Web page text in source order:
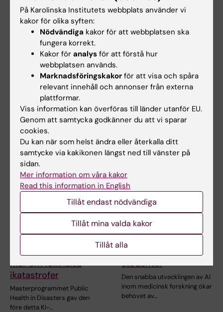
Uppdaterad av:
Helene Svanholm 2024-03-01
Relaterade artiklar
10 jul 2026
Covid-19-pandemin
Daniels att lära sig
mer om folkhälsa
ikatastrofer
Masterprogrammet Public
Health in Disasters gav den
före detta KI-…
Nytt AI-nätverk ska
stärka stödet till KI-
anställda och
studenter
Den snabba utvecklingen av AI
inom medicinsk forskning ökar
behovet av…
På Karolinska Institutets webbplats använder vi
kakor för olika syften:
Nödvändiga kakor för att webbplatsen ska
fungera korrekt.
Kakor för analys för att förstå hur
webbplatsen används.
Marknadsföringskakor för att visa och spåra
relevant innehåll och annonser från externa
plattformar.
Viss information kan överföras till länder utanför EU.
Genom att samtycka godkänner du att vi sparar
cookies.
Du kan när som helst ändra eller återkalla ditt
samtycke via kakikonen längst ned till vänster på
sidan.
Mer information om våra kakor
Read this information in English
Tillåt endast nödvändiga
Tillåt mina valda kakor
Tillåt alla